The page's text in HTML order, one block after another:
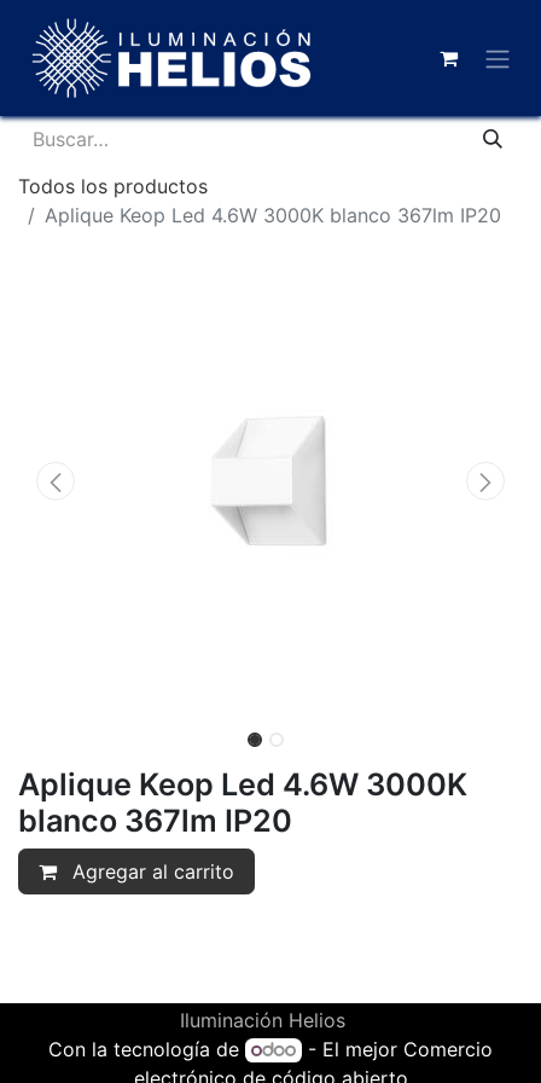
Todos los productos
Aplique Keop Led 4.6W 3000K blanco 367lm IP20
Aplique Keop Led 4.6W 3000K
blanco 367lm IP20
Agregar al carrito
Iluminación Helios
Con la tecnología de
- El mejor Comercio
electrónico de código abierto